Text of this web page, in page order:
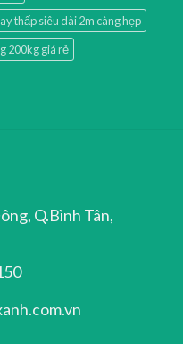
thấp siêu dài 2m càng hẹp
200kg giá rẻ
Q.Bình Tân,